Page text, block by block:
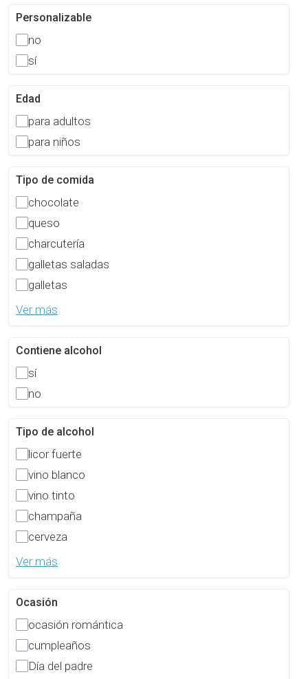
Personalizable
no
sí
Edad
para adultos
para niños
Tipo de comida
chocolate
queso
charcutería
galletas saladas
galletas
Ver más
Contiene alcohol
sí
no
Tipo de alcohol
licor fuerte
vino blanco
vino tinto
champaña
cerveza
Ver más
Ocasión
ocasión romántica
cumpleaños
Día del padre